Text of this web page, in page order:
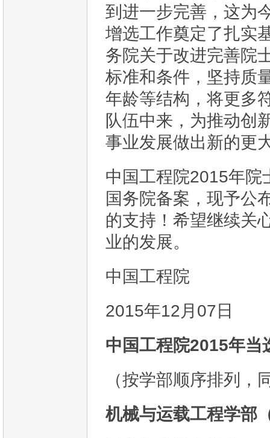
到进一步完善，这为
增选工作奠定了扎实
务院关于改进完善院
标准和条件，坚持质
年龄等结构，将更多
队伍中来，为推动创
事业发展做出新的更
中国工程院2015年院
国务院备案，现予公
的支持！希望继续关
业的发展。
中国工程院
2015年12月07日
中国工程院2015年当
（按学部顺序排列
机械与运载工程学部